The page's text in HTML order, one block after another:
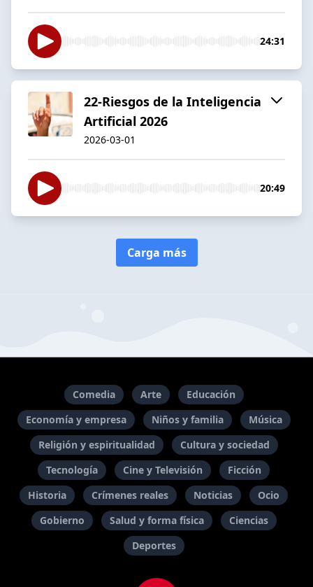
24:31
22-Riesgos de la Inteligencia
Artificial 2026
2026-03-01
20:49
Carga más
Comedia Arte
Educación
Economía y empresa
Niños y familia
Música
Religión y espiritualidad
Cultura y sociedad
Tecnología
Cine y Televisión
Ficción
Historia
Crímenes reales Noticias
Ocio
Gobierno
Salud y forma física
Ciencias
Deportes